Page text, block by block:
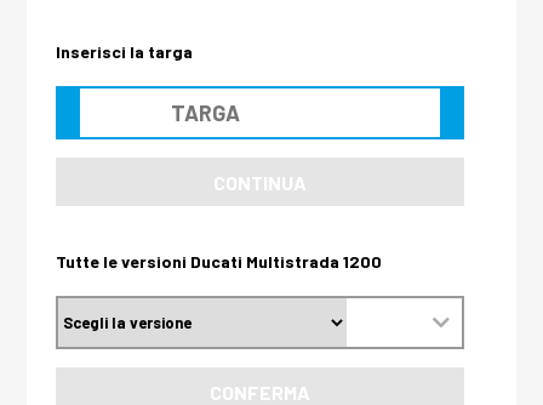
Inserisci la targa
CONTINUA
Tutte le versioni Ducati Multistrada 1200
CONFERMA